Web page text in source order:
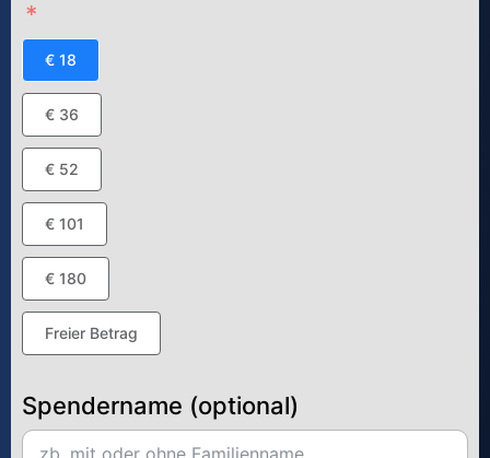
€ 18
€ 36
€ 52
€ 101
€ 180
Freier Betrag
Spendername (optional)